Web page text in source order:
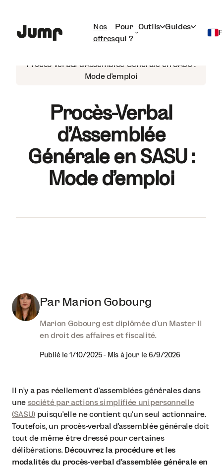
Nos
offres
Pour
qui ?
Outils Guides
Procès-Verbal d'Assemblée Générale en SASU :
Mode d’emploi
Procès-Verbal
d'Assemblée
Générale en SASU :
Mode d’emploi
Par Marion Gobourg
Marion Gobourg est diplômée d'un Master II
en droit des affaires et fiscalité.
Publié le 1/10/2025- Mis à jour le 6/9/2026
Il n’y a pas réellement d’assemblées générales dans
une société par actions simplifiée unipersonnelle
(SASU) puisqu’elle ne contient qu’un seul actionnaire.
Toutefois, un procès-verbal d’assemblée générale doit
tout de même être dressé pour certaines
délibérations. Découvrez la procédure et les
modalités du procès-verbal d’assemblée générale en